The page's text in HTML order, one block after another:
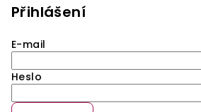
Přihlášení
E-mail
Heslo